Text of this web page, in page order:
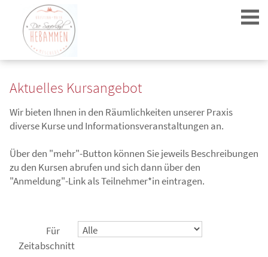
Login
Aktuelles Kursangebot
Wir bieten Ihnen in den Räumlichkeiten unserer Praxis
diverse Kurse und Informationsveranstaltungen an.
Über den "mehr"-Button können Sie jeweils Beschreibungen
zu den Kursen abrufen und sich dann über den
"Anmeldung"-Link als Teilnehmer*in eintragen.
Für
Zeitabschnitt